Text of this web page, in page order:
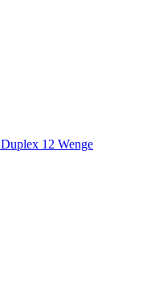
12 Wenge